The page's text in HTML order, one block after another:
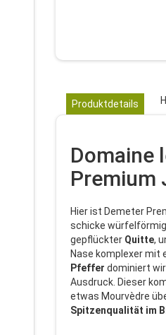
Produktdetails
Domaine
Premium
Hier ist Demeter
schicke
gepflückter Quitte,
Nase komplexer mit
Pfeffer dominiert
Ausdruck. Dieser
etwas Mourvèdre
Spitzenqualität im